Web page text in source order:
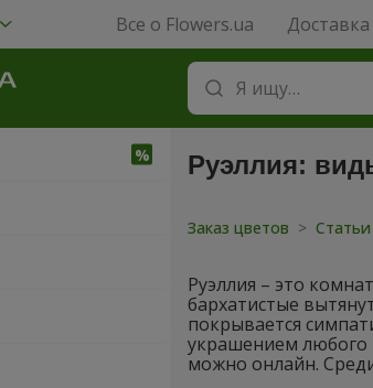
Все о Flowers.ua
Руэллия:
Заказ цветов >
Руэллия – это
бархатистые
покрывается
украшением любого
можно онлайн.